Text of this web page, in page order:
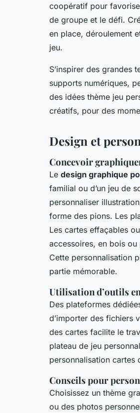
coopératif pour
de groupe et le défi.
en place, déroulement
jeu.
S’inspirer des grandes
supports numériques,
des idées thème jeu
créatifs, pour des
Design et
Concevoir
Le design graphique
familial ou d’un jeu de
personnaliser
forme des pions. Les
Les cartes effaçables
accessoires, en bois
Cette personnalisation
partie mémorable.
Utilisation d’outils
Des plateformes
d’importer des fichiers
des cartes facilite le
plateau de jeu
personnalisation cartes
Conseils pour
Choisissez un thème
ou des photos